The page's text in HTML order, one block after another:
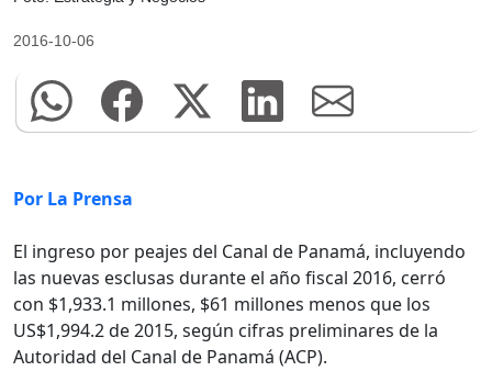
2016-10-06
Por La Prensa
El ingreso por peajes del Canal de Panamá, incluyendo
las nuevas esclusas durante el año fiscal 2016, cerró
con $1,933.1 millones, $61 millones menos que los
US$1,994.2 de 2015, según cifras preliminares de la
Autoridad del Canal de Panamá (ACP).